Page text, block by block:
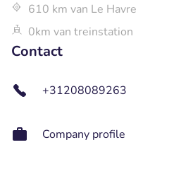
610 km van Le Havre
0km van treinstation
Contact
+31208089263
Company profile